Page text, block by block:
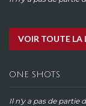
VOIR TOUTE LA
ONE SHOTS
Il n'y a pas de partie